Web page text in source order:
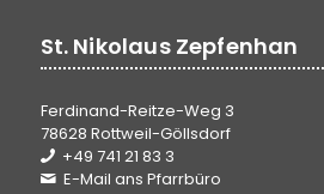
St. Nikolaus Zepfenhan
Ferdinand-Reitze-Weg 3
78628 Rottweil-Göllsdorf
+49 741 21 83 3
E-Mail ans Pfarrbüro